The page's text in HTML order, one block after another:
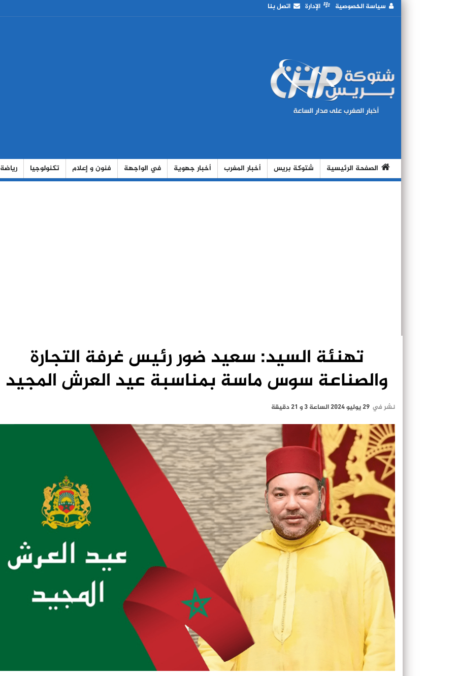
سياسة الخصوصية الإدارة اتصل بنا
الصفحة الرئيسية شتوكة بريس أخبار المغرب أخبار جهوية في الواجهة فنون و إعلام تكنولوجيا رياضة
تهنئة السيد: سعيد ضور رئيس غرفة التجارة
والصناعة سوس ماسة بمناسبة عيد العرش المجيد
نشر في 29 يوليو 2024 الساعة 3 و 21 دقيقة